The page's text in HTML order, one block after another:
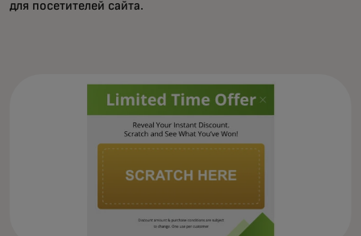
для посетителей сайта.